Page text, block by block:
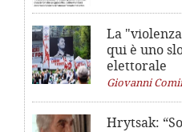
La
qui è uno
elettorale
Giovanni
Hrytsak: